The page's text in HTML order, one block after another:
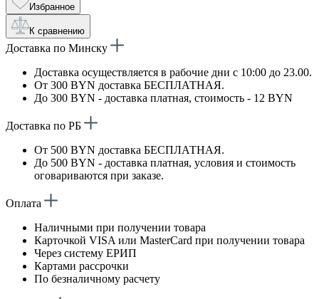
Избранное
К сравнению
Доставка по Минску
Доставка осуществляется в рабочие дни с 10:00 до 23.00.
От 300 BYN доставка БЕСПЛАТНАЯ.
До 300 BYN - доставка платная, стоимость - 12 BYN
Доставка по РБ
От 500 BYN доставка БЕСПЛАТНАЯ.
До 500 BYN - доставка платная, условия и стоимость
оговариваются при заказе.
Оплата
Наличными при получении товара
Карточкой VISA или MasterCard при получении товара
Через систему ЕРИП
Картами рассрочки
По безналичному расчету